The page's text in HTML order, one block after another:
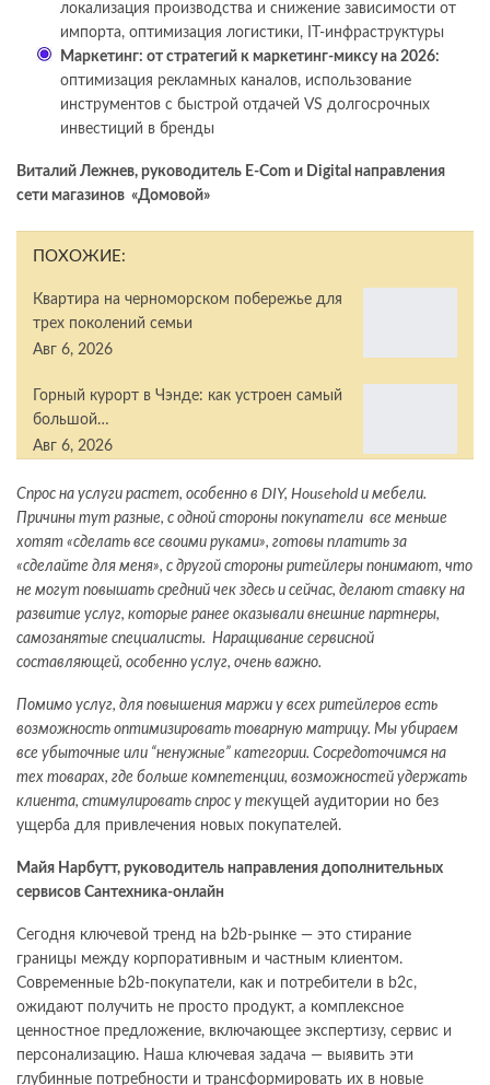
локализация производства и снижение зависимости от
импорта, оптимизация логистики, IT-инфраструктуры
Маркетинг: от стратегий к маркетинг-миксу на 2026:
оптимизация рекламных каналов, использование
инструментов с быстрой отдачей VS долгосрочных
инвестиций в бренды
Виталий Лежнев, руководитель E-Com и Digital направления
сети магазинов «Домовой»
ПОХОЖИЕ:
Квартира на черноморском побережье для
трех поколений семьи
Авг 6, 2026
Горный курорт в Чэнде: как устроен самый
большой…
Авг 6, 2026
Спрос на услуги растет, особенно в DIY, Household и мебели.
Причины тут разные, с одной стороны покупатели все меньше
хотят «сделать все своими руками», готовы платить за
«сделайте для меня», с другой стороны ритейлеры понимают, что
не могут повышать средний чек здесь и сейчас, делают ставку на
развитие услуг, которые ранее оказывали внешние партнеры,
самозанятые специалисты. Наращивание сервисной
составляющей, особенно услуг, очень важно.
Помимо услуг, для повышения маржи у всех ритейлеров есть
возможность оптимизировать товарную матрицу. Мы убираем
все убыточные или “ненужные” категории. Сосредоточимся на
тех товарах, где больше компетенции, возможностей удержать
клиента, стимулировать спрос у текущей аудитории но без
ущерба для привлечения новых покупателей.
Майя Нарбутт, руководитель направления дополнительных
сервисов Сантехника-онлайн
Сегодня ключевой тренд на b2b-рынке — это стирание
границы между корпоративным и частным клиентом.
Современные b2b-покупатели, как и потребители в b2c,
ожидают получить не просто продукт, а комплексное
ценностное предложение, включающее экспертизу, сервис и
персонализацию. Наша ключевая задача — выявить эти
глубинные потребности и трансформировать их в новые